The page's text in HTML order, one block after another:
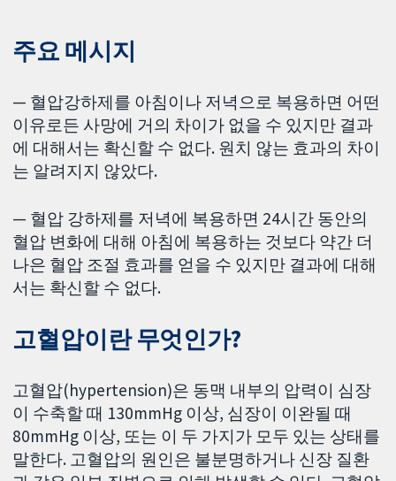
주요 메시지
— 혈압강하제를 아침이나 저녁으로 복용하면 어떤
이유로든 사망에 거의 차이가 없을 수 있지만 결과
에 대해서는 확신할 수 없다. 원치 않는 효과의 차이
는 알려지지 않았다.
— 혈압 강하제를 저녁에 복용하면 24시간 동안의
혈압 변화에 대해 아침에 복용하는 것보다 약간 더
나은 혈압 조절 효과를 얻을 수 있지만 결과에 대해
서는 확신할 수 없다.
고혈압이란 무엇인가?
고혈압(hypertension)은 동맥 내부의 압력이 심장
이 수축할 때 130mmHg 이상, 심장이 이완될 때
80mmHg 이상, 또는 이 두 가지가 모두 있는 상태를
말한다. 고혈압의 원인은 불분명하거나 신장 질환